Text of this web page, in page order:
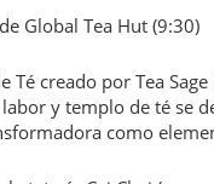
Global Tea Hut (9:30)
Té creado por Tea
y templo de té se
como